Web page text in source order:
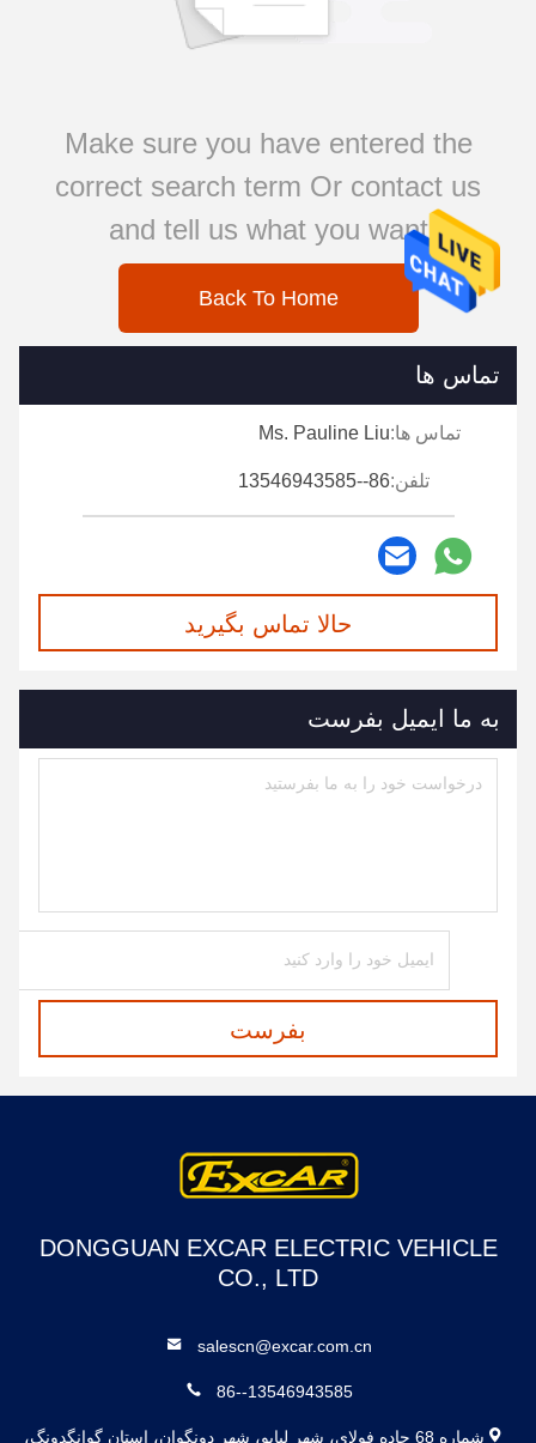
Make sure you have entered the
correct search term Or contact us
and tell us what you want
Back To Home
تماس ها
تماس ها:Ms. Pauline Liu
تلفن:86--13546943585
حالا تماس بگیرید
به ما ایمیل بفرست
بفرست
DONGGUAN EXCAR ELECTRIC VEHICLE
CO., LTD
salescn@excar.com.cn
86--13546943585
شماره 68 جاده فولای، شهر لیابو، شهر دونگوان، استان گوانگدونگ،